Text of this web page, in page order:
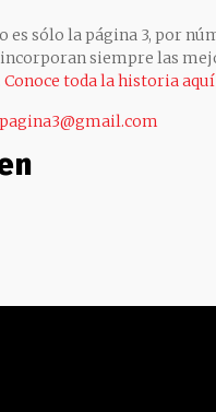
es sólo la página 3, por
incorporan siempre las
Conoce toda la historia aquí